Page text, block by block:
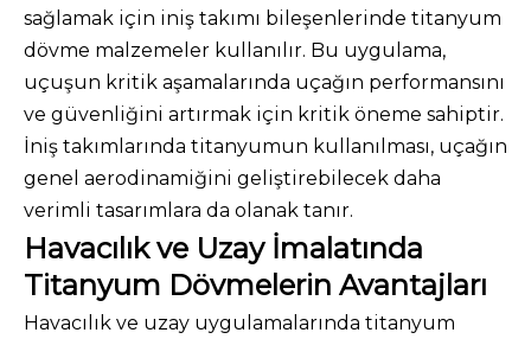
sağlamak için iniş takımı bileşenlerinde titanyum
dövme malzemeler kullanılır. Bu uygulama,
uçuşun kritik aşamalarında uçağın performansını
ve güvenliğini artırmak için kritik öneme sahiptir.
İniş takımlarında titanyumun kullanılması, uçağın
genel aerodinamiğini geliştirebilecek daha
verimli tasarımlara da olanak tanır.
Havacılık ve Uzay İmalatında
Titanyum Dövmelerin Avantajları
Havacılık ve uzay uygulamalarında titanyum